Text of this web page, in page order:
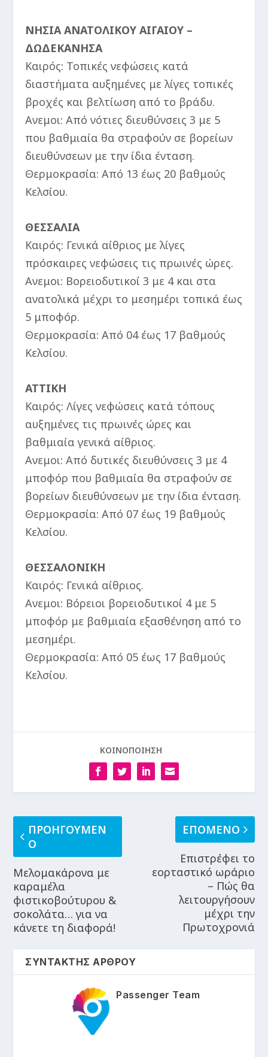
ΝΗΣΙΑ ΑΝΑΤΟΛΙΚΟΥ ΑΙΓΑΙΟΥ –
ΔΩΔΕΚΑΝΗΣΑ
Καιρός: Τοπικές νεφώσεις κατά
διαστήματα αυξημένες με λίγες τοπικές
βροχές και βελτίωση από το βράδυ.
Ανεμοι: Από νότιες διευθύνσεις 3 με 5
που βαθμιαία θα στραφούν σε βορείων
διευθύνσεων με την ίδια ένταση.
Θερμοκρασία: Από 13 έως 20 βαθμούς
Κελσίου.
ΘΕΣΣΑΛΙΑ
Καιρός: Γενικά αίθριος με λίγες
πρόσκαιρες νεφώσεις τις πρωινές ώρες.
Ανεμοι: Βορειοδυτικοί 3 με 4 και στα
ανατολικά μέχρι το μεσημέρι τοπικά έως
5 μποφόρ.
Θερμοκρασία: Από 04 έως 17 βαθμούς
Κελσίου.
ΑΤΤΙΚΗ
Καιρός: Λίγες νεφώσεις κατά τόπους
αυξημένες τις πρωινές ώρες και
βαθμιαία γενικά αίθριος.
Ανεμοι: Από δυτικές διευθύνσεις 3 με 4
μποφόρ που βαθμιαία θα στραφούν σε
βορείων διευθύνσεων με την ίδια ένταση.
Θερμοκρασία: Από 07 έως 19 βαθμούς
Κελσίου.
ΘΕΣΣΑΛΟΝΙΚΗ
Καιρός: Γενικά αίθριος.
Ανεμοι: Βόρειοι βορειοδυτικοί 4 με 5
μποφόρ με βαθμιαία εξασθένηση από το
μεσημέρι.
Θερμοκρασία: Από 05 έως 17 βαθμούς
Κελσίου.
ΚΟΙΝΟΠΟΙΗΣΗ
ΠΡΟΗΓΟΥΜΕΝ
Ο
Μελομακάρονα με
καραμέλα
φιστικοβούτυρου &
σοκολάτα… για να
κάνετε τη διαφορά!
ΕΠΟΜΕΝΟ
Επιστρέφει το
εορταστικό ωράριο
– Πώς θα
λειτουργήσουν
μέχρι την
Πρωτοχρονιά
ΣΥΝΤΑΚΤΗΣ ΑΡΘΡΟΥ
Passenger Team